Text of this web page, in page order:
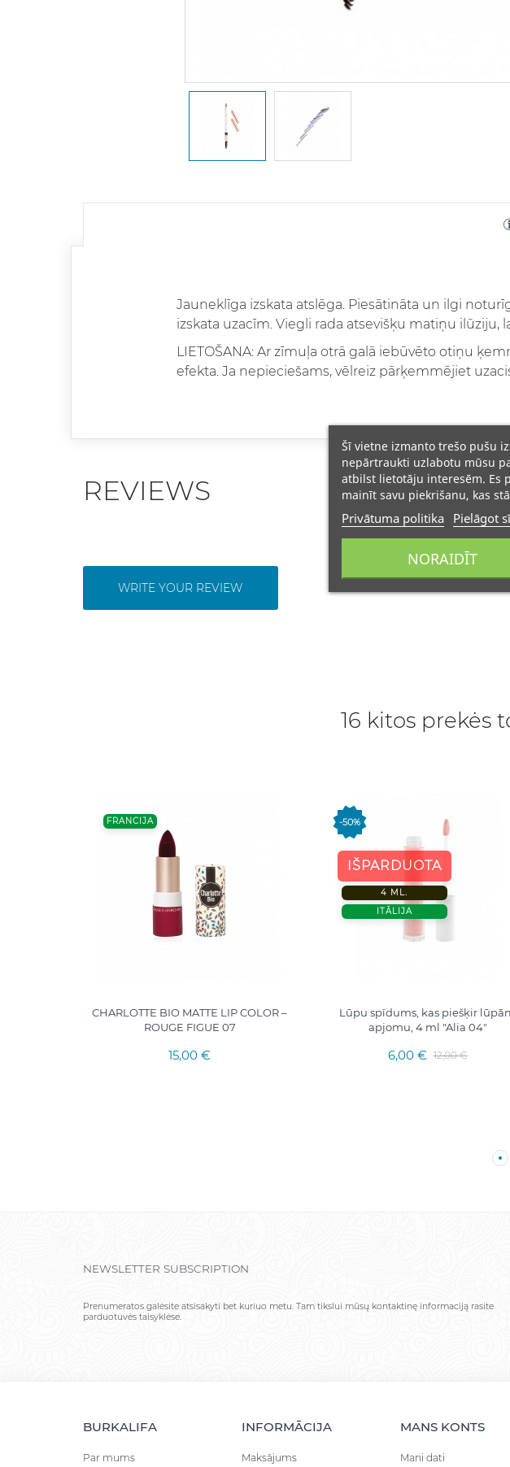
Jauneklīga izskata atslēga. Piesātināta un ilgi
izskata uzacīm. Viegli rada atsevišķu matiņu
LIETOŠANA: Ar zīmuļa otrā galā iebūvēto otiņu
efekta. Ja nepieciešams, vēlreiz pārķemmējiet
REVIEWS
WRITE YOUR REVIEW
16 kitos prekės
FRANCIJA
CHARLOTTE BIO MATTE LIP COLOR –
ROUGE FIGUE 07
15,00 €
-50%
IŠPARDUOTA
4 ML.
ITĀLIJA
Lūpu spīdums, kas piešķir
apjomu, 4 ml "Alia 04"
6,00 € 12,00 €
NEWSLETTER SUBSCRIPTION
Prenumeratos galėsite atsisakyti bet kuriuo metu. Tam tikslui mūsų kontaktinę informaciją rasite
parduotuvės taisyklėse.
BURKALIFA
Par mums
INFORMĀCIJA
Maksājums
MANS KONTS
Mani dati
Šī vietne izmanto trešo pušu
nepārtraukti uzlabotu mūsu
atbilst lietotāju interesēm. Es
mainīt savu piekrišanu, kas
Privātuma politika Pielāgot
NORAIDĪT